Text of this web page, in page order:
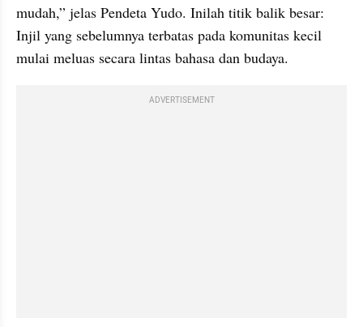
mudah,” jelas Pendeta Yudo. Inilah titik balik besar:
Injil yang sebelumnya terbatas pada komunitas kecil
mulai meluas secara lintas bahasa dan budaya.
ADVERTISEMENT